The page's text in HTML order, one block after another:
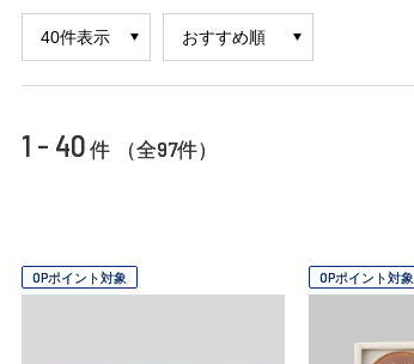
1 - 40 件 （全97件）
OPポイント対象 OPポイント対象